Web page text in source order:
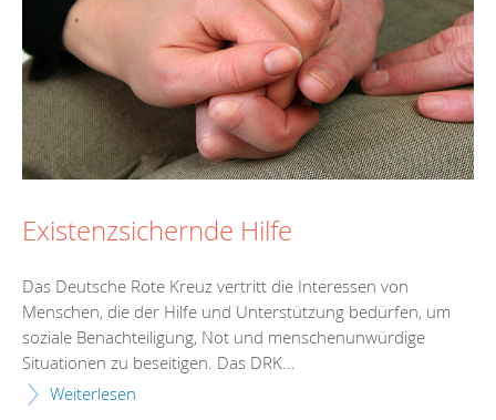
Existenzsichernde Hilfe
Das Deutsche Rote Kreuz vertritt die Interessen von
Menschen, die der Hilfe und Unterstützung bedürfen, um
soziale Benachteiligung, Not und menschenunwürdige
Situationen zu beseitigen. Das DRK...
Weiterlesen